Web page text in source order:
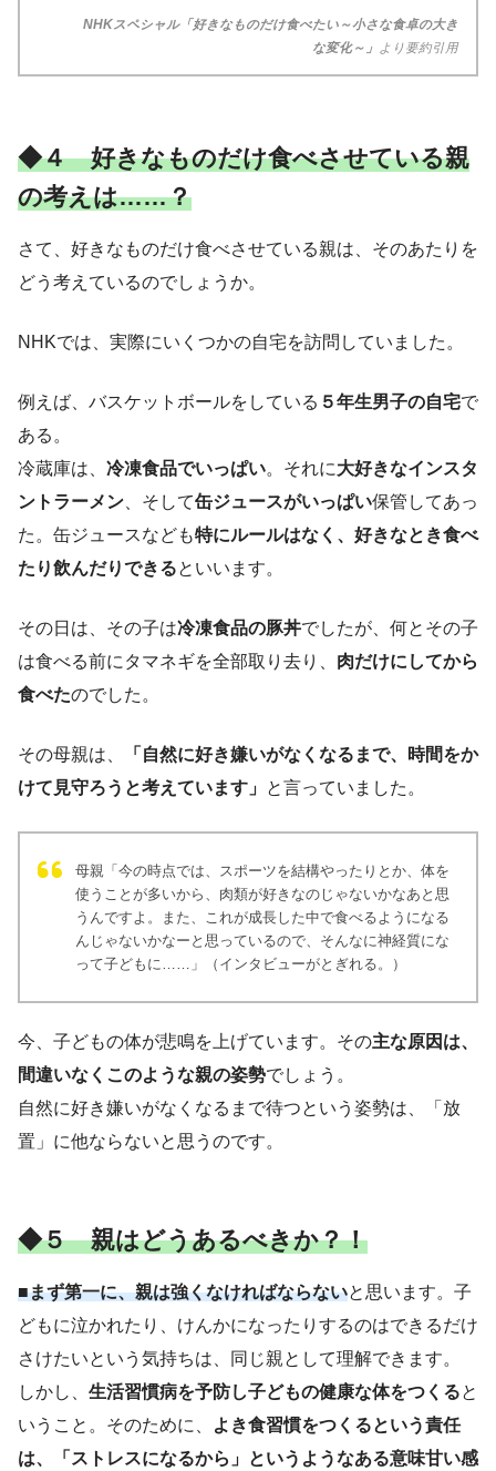
NHKスペシャル「好きなものだけ食べたい～小さな食卓の大き
な変化～」
より要約引用
◆４ 好きなものだけ食べさせている親
の考えは……？
さて、好きなものだけ食べさせている親は、そのあたりを
どう考えているのでしょうか。
NHKでは、実際にいくつかの自宅を訪問していました。
例えば、バスケットボールをしている ５年生男子の自宅で
ある。
冷蔵庫は、 冷凍食品でいっぱい。それに大好きなインスタ
ントラーメン 、そして缶ジュースがいっぱい保管してあっ
た。缶ジュースなども特にルールはなく、好きなとき食べ
たり飲んだりできるといいます。
その日は、その子は冷凍食品の豚丼でしたが、何とその子
は食べる前にタマネギを全部取り去り、 肉だけにしてから
食べたのでした。
その母親は、
「自然に好き嫌いがなくなるまで、時間をか
けて見守ろうと考えています」 と言っていました。
母親「今の時点では、スポーツを結構やったりとか、体を
使うことが多いから、肉類が好きなのじゃないかなあと思
うんですよ。また、これが成長した中で食べるようになる
んじゃないかなーと思っているので、そんなに神経質にな
って子どもに……」（インタビューがとぎれる。）
今、子どもの体が悲鳴を上げています。その主な原因は、
間違いなくこのような親の姿勢でしょう。
自然に好き嫌いがなくなるまで待つという姿勢は、「放
置」に他ならないと思うのです。
◆５ 親はどうあるべきか？！
■まず第一に、親は強くなければならないと思います。子
どもに泣かれたり、けんかになったりするのはできるだけ
さけたいという気持ちは、同じ親として理解できます。
しかし、 生活習慣病を予防し子どもの健康な体をつくると
いうこと。そのために、
よき食習慣をつくるという責任
は、「ストレスになるから」というようなある意味甘い感